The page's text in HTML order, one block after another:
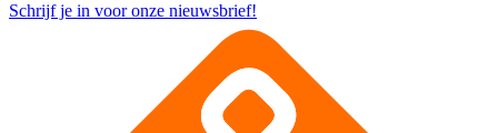
Schrijf je in voor onze nieuwsbrief!